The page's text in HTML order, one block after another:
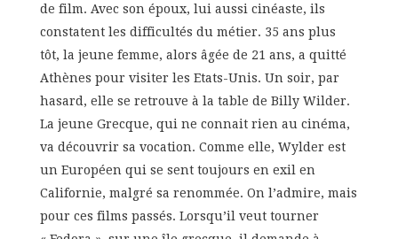
de film. Avec son époux, lui aussi cinéaste, ils
constatent les difficultés du métier. 35 ans plus
tôt, la jeune femme, alors âgée de 21 ans, a quitté
Athènes pour visiter les Etats-Unis. Un soir, par
hasard, elle se retrouve à la table de Billy Wilder.
La jeune Grecque, qui ne connait rien au cinéma,
va découvrir sa vocation. Comme elle, Wylder est
un Européen qui se sent toujours en exil en
Californie, malgré sa renommée. On l’admire, mais
pour ces films passés. Lorsqu’il veut tourner